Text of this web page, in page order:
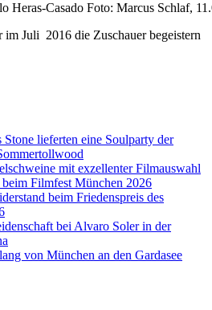
Heras-Casado Foto: Marcus Schlaf,
im Juli 2016 die Zuschauer begeistern
Stone lieferten eine Soulparty der
mit exzellenter Filmauswahl
Filmfest München 2026
beim Friedenspreis des
bei Alvaro Soler in der
von München an den Gardasee